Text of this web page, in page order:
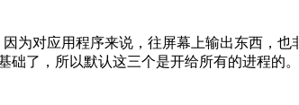
为对应用程序来说，往屏幕上输出东西，也
了，所以默认这三个是开给所有的进程的。